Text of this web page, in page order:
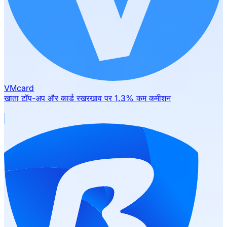
VMcard
खाता टॉप-अप और कार्ड रखरखाव पर 1.3% कम कमीशन